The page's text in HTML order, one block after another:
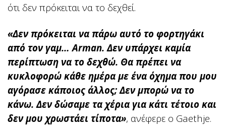
ότι δεν πρόκειται να το δεχθεί.
«Δεν πρόκειται να πάρω αυτό το φορτηγάκι
από τον γαμ… Arman. Δεν υπάρχει καμία
περίπτωση να το δεχθώ. Θα πρέπει να
κυκλοφορώ κάθε ημέρα με ένα όχημα που μου
αγόρασε κάποιος άλλος; Δεν μπορώ να το
κάνω. Δεν δώσαμε τα χέρια για κάτι τέτοιο και
δεν μου χρωστάει τίποτα», ανέφερε ο Gaethje.